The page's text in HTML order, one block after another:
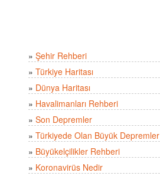
» Şehir Rehberi
» Türkiye Haritası
» Dünya Haritası
» Havalimanları Rehberi
» Son Depremler
» Türkiyede Olan Büyük Depremler
» Büyükelçilikler Rehberi
» Koronavirüs Nedir